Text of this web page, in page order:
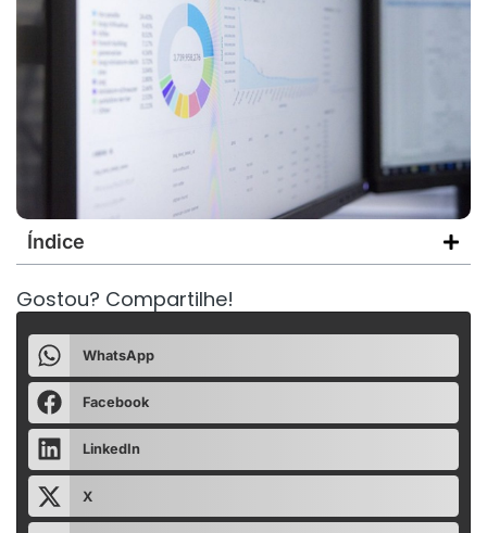
Índice
Gostou? Compartilhe!
WhatsApp
Facebook
LinkedIn
X